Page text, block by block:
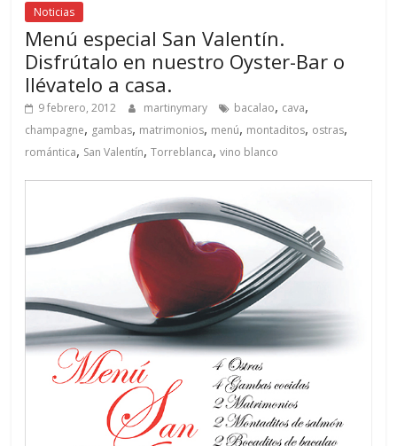
Noticias
Menú especial San Valentín.
Disfrútalo en nuestro Oyster-Bar o
llévatelo a casa.
9 febrero, 2012 martinymary bacalao, cava,
champagne, gambas, matrimonios, menú, montaditos, ostras,
romántica, San Valentín,Torreblanca,vino blanco